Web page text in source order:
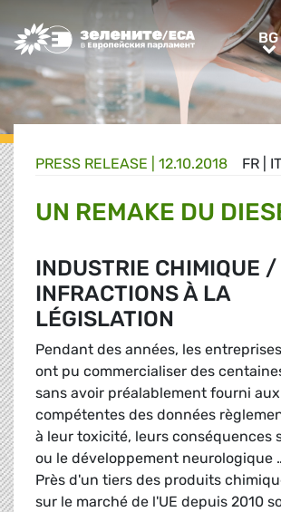
Greens/EFA Home BG
FR IT
PRESS RELEASE | 12.10.2018
UN REMAKE DU
INDUSTRIE CHIMIQUE /
INFRACTIONS À LA
LÉGISLATION
Pendant des années, les
ont pu commercialiser des
sans avoir préalablement fourni
compétentes des données
à leur toxicité, leurs conséquences
ou le développement neurologique
Près d'un tiers des produits
sur le marché de l'UE depuis 2010